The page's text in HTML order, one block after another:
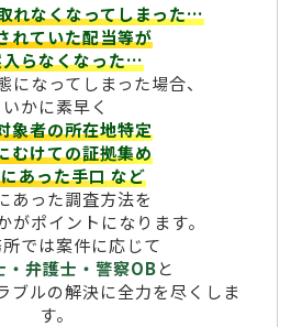
れなくなってしまった…
れていた配当等が
入らなくなった…
になってしまった場合、
いかに素早く
象者の所在地特定
むけての証拠集め
あった手口など
あった調査方法を
がポイントになります。
では案件に応じて
・弁護士・警察OBと
ブルの解決に全力を尽くしま
す。